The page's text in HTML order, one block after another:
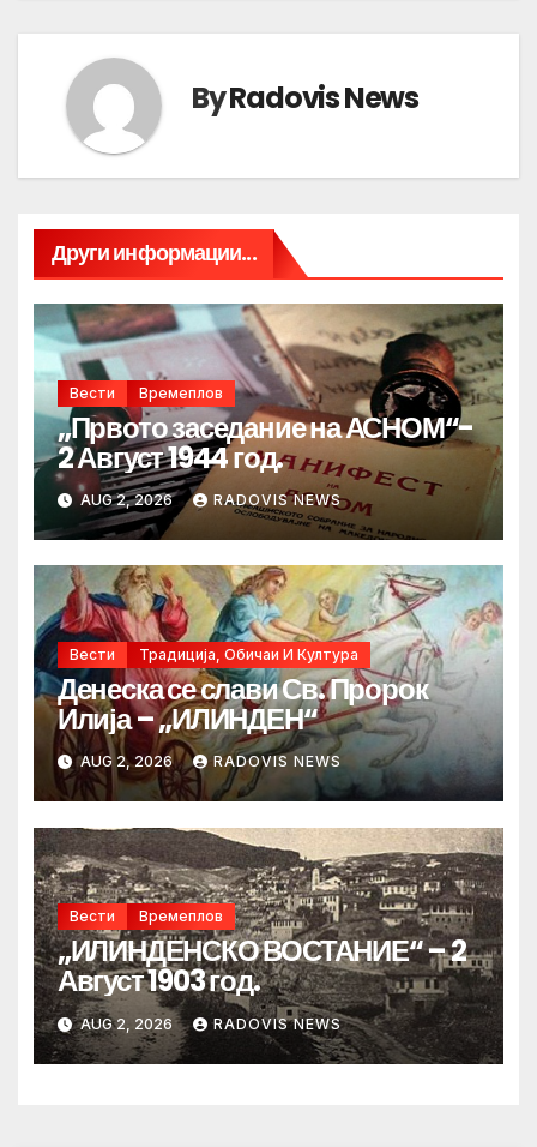
ByRadovis News
Други информации...
Вести Времеплов
„Првото заседание на АСНОМ“-
2 Август 1944 год.
AUG 2, 2026 RADOVIS NEWS
Вести Традиција, Обичаи И Култура
Денеска се слави Св. Пророк
Илија – „ИЛИНДЕН“
AUG 2, 2026 RADOVIS NEWS
Вести Времеплов
„ИЛИНДЕНСКО ВОСТАНИЕ“ – 2
Август 1903 год.
AUG 2, 2026 RADOVIS NEWS